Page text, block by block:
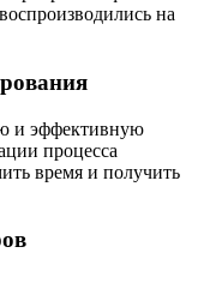
на
и эффективную
процесса
время и получить